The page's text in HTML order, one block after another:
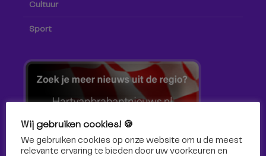
Cultuur
Sport
Wij gebruiken cookies! 🍪
We gebruiken cookies op onze website om u de meest
relevante ervaring te bieden door uw voorkeuren en